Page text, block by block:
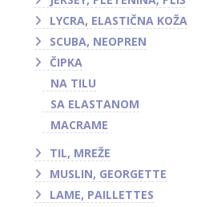
LYCRA, ELASTIČNA KOŽA
SCUBA, NEOPREN
ČIPKA
NA TILU
SA ELASTANOM
MACRAME
TIL, MREŽE
MUSLIN, GEORGETTE
LAME, PAILLETTES